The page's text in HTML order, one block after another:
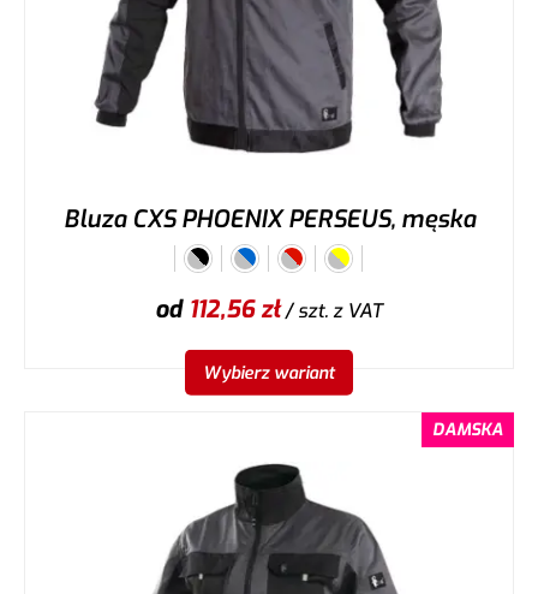
Bluza CXS PHOENIX PERSEUS, męska
od 112,56zł/ szt.z VAT
Wybierz wariant
DAMSKA